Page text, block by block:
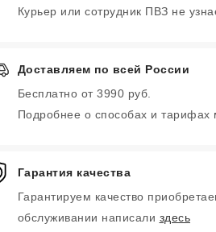
Курьер или сотрудник ПВЗ не
Доставляем по всей России
Бесплатно от 3990 руб.
Подробнее о способах и тарифах
Гарантия качества
Гарантируем качество
обслуживании написали здесь